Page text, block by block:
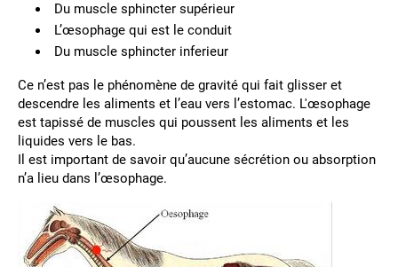
Du muscle sphincter supérieur
L’œsophage qui est le conduit
Du muscle sphincter inferieur
Ce n’est pas le phénomène de gravité qui fait glisser et
descendre les aliments et l’eau vers l’estomac. L'œsophage
est tapissé de muscles qui poussent les aliments et les
liquides vers le bas.
Il est important de savoir qu’aucune sécrétion ou absorption
n’a lieu dans l’œsophage.